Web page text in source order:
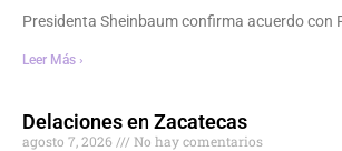
Presidenta Sheinbaum confirma acuerdo con
Leer Más ›
Delaciones en Zacatecas
agosto 7, 2026
No hay comentarios